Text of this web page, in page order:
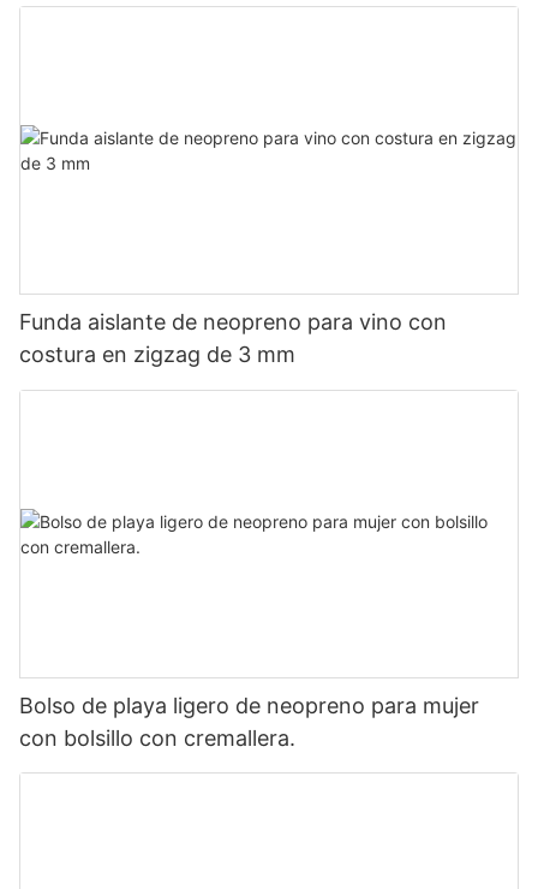
Funda aislante de neopreno para vino con
costura en zigzag de 3 mm
Bolso de playa ligero de neopreno para mujer
con bolsillo con cremallera.